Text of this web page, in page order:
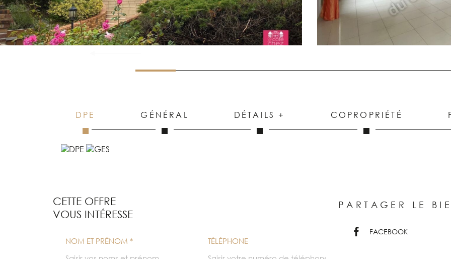
DPE GÉNÉRAL DÉTAILS + COPROPRIÉTÉ
CETTE OFFRE
VOUS INTÉRESSE
NOM ET PRÉNOM * TÉLÉPHONE
PARTAGER LE
FACEBOOK